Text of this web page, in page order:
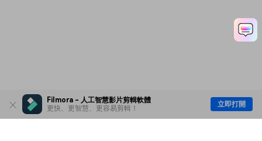
Filmora - 人工智慧影片剪輯軟體
更快、更智慧、更容易剪輯！
立即打開